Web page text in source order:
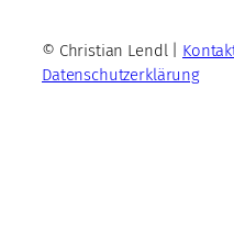
© Christian Lendl |
Datenschutzerklärung